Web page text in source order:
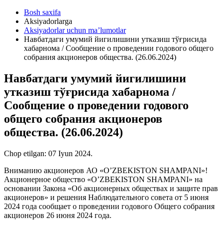
Bosh saxifa
Aksiyadorlarga
Aksiyadorlar uchun ma’lumotlar
Навбатдаги умумий йигилишини утказиш тўғрисида
хабарнома / Сообщение о проведении годового общего
собрания акционеров общества. (26.06.2024)
Навбатдаги умумий йигилишини
утказиш тўғрисида хабарнома /
Сообщение о проведении годового
общего собрания акционеров
общества. (26.06.2024)
Chop etilgan: 07 Iyun 2024.
Вниманию акционеров АО «O’ZBEKISTON SHAMPANI»!
Акционерное общество «O’ZBEKISTON SHAMPANI» на
основании Закона «Об акционерных обществах и защите прав
акционеров» и решения Наблюдательного совета от 5 июня
2024 года сообщает о проведении годового Общего собрания
акционеров 26 июня 2024 года.